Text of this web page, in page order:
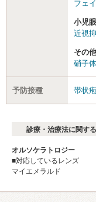
フェ
小児
近視
その
硝子
予防接種 帯状
診療・治療法に関す
オルソケラトロジー
■対応しているレンズ
マイエメラルド